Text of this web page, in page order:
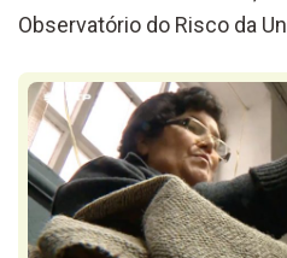
Observatório do Risco da